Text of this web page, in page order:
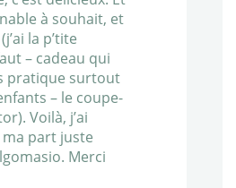
à souhait, et
la p’tite
– cadeau qui
pratique surtout
– le coupe-
Voilà, j’ai
part juste
Merci